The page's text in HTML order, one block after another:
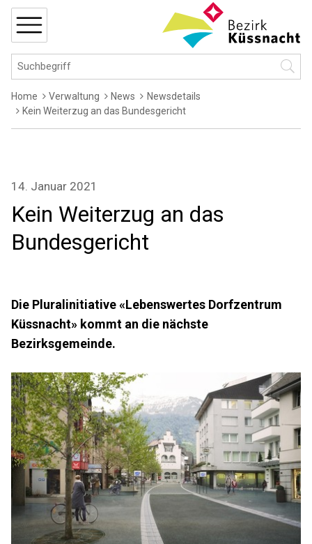
Navigieren in Küssnacht
Schnellnavigation
Hauptnavigation
Suchbegriff
Breadcrumb
Home Verwaltung News
Newsdetails
Kein Weiterzug an das Bundesgericht
Kein Weiterzug an das
Bundesgericht
14. Januar 2021
Die Pluralinitiative «Lebenswertes Dorfzentrum
Küssnacht» kommt an die nächste
Bezirksgemeinde.